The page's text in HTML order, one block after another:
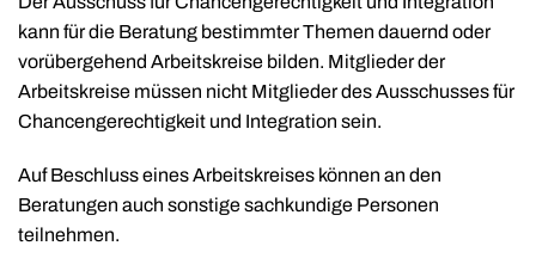
kann für die Beratung bestimmter Themen dauernd oder
vorübergehend Arbeitskreise bilden. Mitglieder der
Arbeitskreise müssen nicht Mitglieder des Ausschusses für
Chancengerechtigkeit und Integration sein.
Auf Beschluss eines Arbeitskreises können an den
Beratungen auch sonstige sachkundige Personen
teilnehmen.